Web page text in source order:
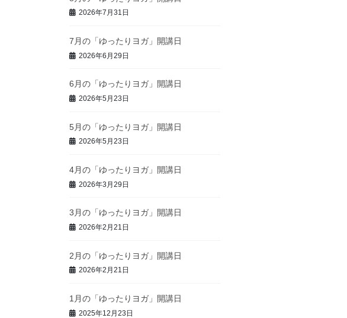
2026年7月31日
7月の「ゆったりヨガ」開講日
2026年6月29日
6月の「ゆったりヨガ」開講日
2026年5月23日
5月の「ゆったりヨガ」開講日
2026年5月23日
4月の「ゆったりヨガ」開講日
2026年3月29日
3月の「ゆったりヨガ」開講日
2026年2月21日
2月の「ゆったりヨガ」開講日
2026年2月21日
1月の「ゆったりヨガ」開講日
2025年12月23日